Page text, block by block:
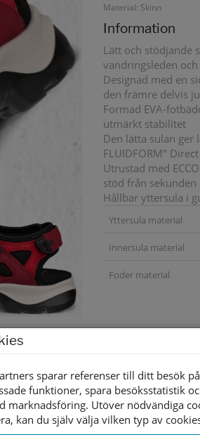
Material: Skinn
Information
Lätt och stödjande
vandringsleden
Designad med en
den främre delvis
Formad EVA-
utmärkt stabilitet
Den lätta sulan ger
FLUIDFORM"
Utrustad med
stöd från
Hållbar yttersula i
Yttersula material
Innersula material
Foder material
sparar referenser till ditt besök
funktioner, spara besöksstatistik
marknadsföring. Utöver nödvändiga
kan du själv välja vilken typ av